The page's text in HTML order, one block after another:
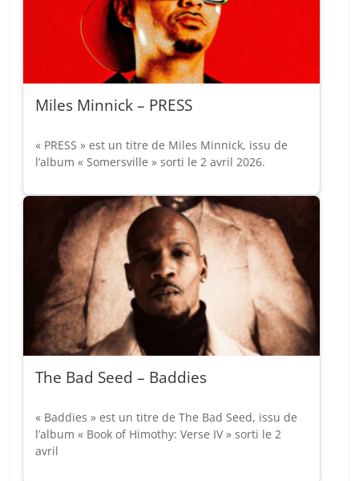
Miles Minnick – PRESS
« PRESS » est un titre de Miles Minnick, issu de
l’album « Somersville » sorti le 2 avril 2026.
The Bad Seed – Baddies
« Baddies » est un titre de The Bad Seed, issu de
l’album « Book of Himothy: Verse IV » sorti le 2
avril